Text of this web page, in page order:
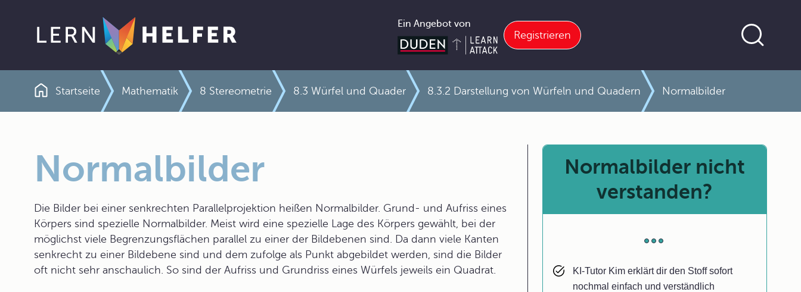
Ein Angebot von
Registrieren
Pfadnavigation
Startseite Mathematik 8 Stereometrie 8.3 Würfel und Quader 8.3.2 Darstellung von Würfeln und Quadern Normalbilder
Normalbilder
Die Bilder bei einer senkrechten Parallelprojektion heißen Normalbilder. Grund- und Aufriss eines
Körpers sind spezielle Normalbilder. Meist wird eine spezielle Lage des Körpers gewählt, bei der
möglichst viele Begrenzungsflächen parallel zu einer der Bildebenen sind. Da dann viele Kanten
senkrecht zu einer Bildebene sind und dem zufolge als Punkt abgebildet werden, sind die Bilder
oft nicht sehr anschaulich. So sind der Aufriss und Grundriss eines Würfels jeweils ein Quadrat.
Normalbilder nicht
verstanden?
KI-Tutor Kim erklärt dir den Stoff sofort
nochmal einfach und verständlich